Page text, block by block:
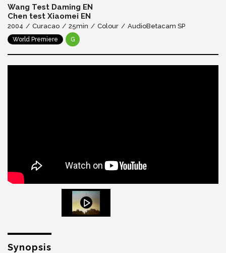
Wang Test Daming EN
Chen test Xiaomei EN
2004 Curacao 25min Colour AudioBetacam SP
World Premiere G
Synopsis